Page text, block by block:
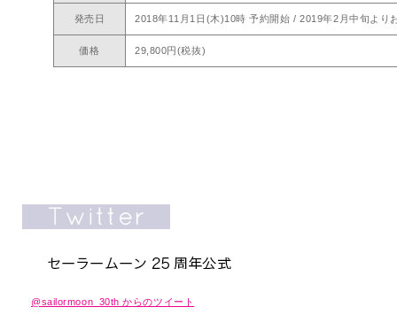
発売日 2018年11月1日(木)10時 予約開始 / 2019年2月中旬より
価格 29,800円(税抜)
@sailormoon_30th からのツイート